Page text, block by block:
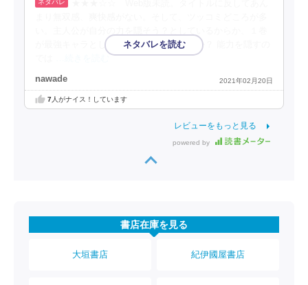
が最強キャラとして覚醒するまでだからか？ 能力を隠すの
nawade 2021年02月20日
7人がナイス！しています
レビューをもっと見る
powered by
書店在庫を見る
大垣書店 紀伊國屋書店